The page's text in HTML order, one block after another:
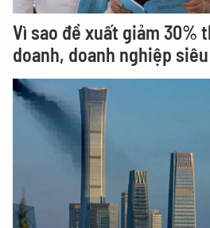
Vì sao đề xuất giảm 30%
doanh, doanh nghiệp